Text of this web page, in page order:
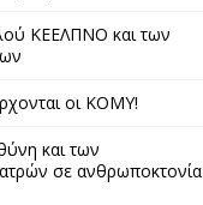
ΚΕΕΛΠΝΟ και των
οι ΚΟΜΥ!
και των
σε ανθρωποκτονία